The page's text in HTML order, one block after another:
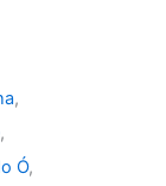
,
,
Ó,